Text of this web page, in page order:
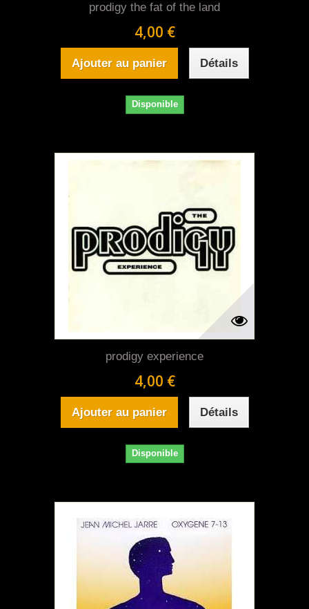
prodigy the fat of the land
4,00 €
Ajouter au panier Détails
Disponible
prodigy experience
4,00 €
Ajouter au panier Détails
Disponible